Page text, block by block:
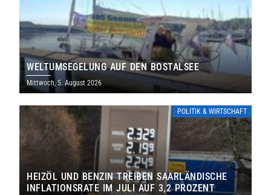
WELTUMSEGELUNG AUF DEN BOSTALSEE
Mittwoch, 5. August 2026
POLITIK & WIRTSCHAFT
HEIZÖL UND BENZIN TREIBEN SAARLÄNDISCHE
INFLATIONSRATE IM JULI AUF 3,2 PROZENT